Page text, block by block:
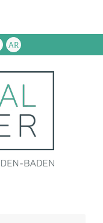
AR